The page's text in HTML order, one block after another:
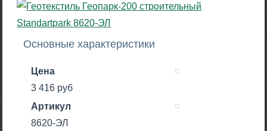
Основные характеристики
Цена
3 416 руб
Артикул
8620-ЭЛ